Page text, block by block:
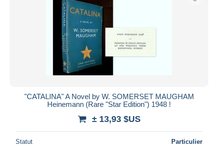
"CATALINA" A Novel by W. SOMERSET MAUGHAM
Heinemann (Rare "Star Edition") 1948 !
± 13,93 $US
Statut Particulier